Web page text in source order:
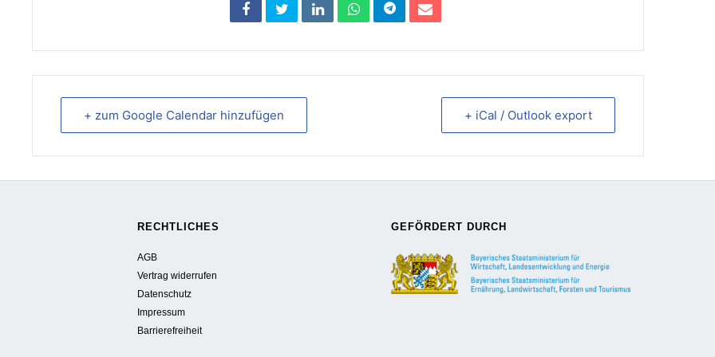
+ zum Google Calendar hinzufügen + iCal / Outlook export
RECHTLICHES
AGB
Vertrag widerrufen
Datenschutz
Impressum
Barrierefreiheit
GEFÖRDERT DURCH